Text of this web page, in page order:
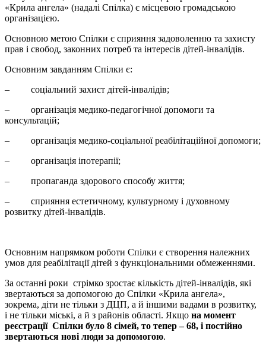
«Крила ангела» (надалі Спілка) є місцевою громадською
організацією.
Основною метою Спілки є сприяння задоволенню та захисту
прав і свобод, законних потреб та інтересів дітей-інвалідів.
Основним завданням Спілки є:
– соціальний захист дітей-інвалідів;
– організація медико-педагогічної допомоги та
консультацій;
– організація медико-соціальної реабілітаційної допомоги;
– організація іпотерапії;
– пропаганда здорового способу життя;
– сприяння естетичному, культурному і духовному
розвитку дітей-інвалідів.
Основним напрямком роботи Спілки є створення належних
умов для реабілітації дітей з функціональними обмеженнями.
За останні роки стрімко зростає кількість дітей-інвалідів, які
звертаються за допомогою до Спілки «Крила ангела»,
зокрема, діти не тільки з ДЦП, а й іншими вадами в розвитку,
і не тільки міські, а й з районів області. Якщо на момент
реєстрації Спілки було 8 сімей, то тепер – 68, і постійно
звертаються нові люди за допомогою.